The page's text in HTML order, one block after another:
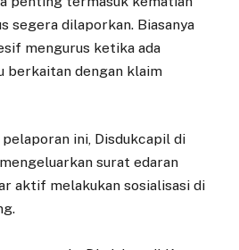
segera dilaporkan. Biasanya
mengurus ketika ada
berkaitan dengan klaim
ini, Disdukcapil di
surat edaran
aktif melakukan sosialisasi di